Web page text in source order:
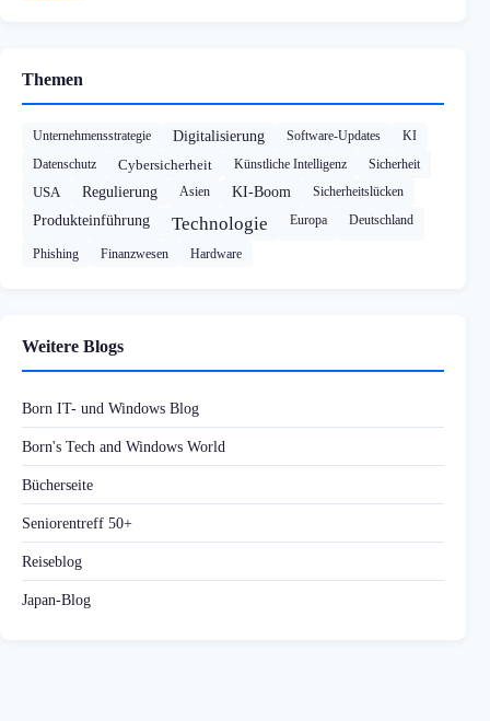
Themen
Unternehmensstrategie Digitalisierung Software-Updates
KI
Datenschutz
Cybersicherheit Künstliche Intelligenz Sicherheit
USA Regulierung Asien KI-Boom Sicherheitslücken
Produkteinführung Technologie Europa Deutschland
Phishing Finanzwesen Hardware
Weitere Blogs
Born IT- und Windows Blog
Born's Tech and Windows World
Bücherseite
Seniorentreff 50+
Reiseblog
Japan-Blog